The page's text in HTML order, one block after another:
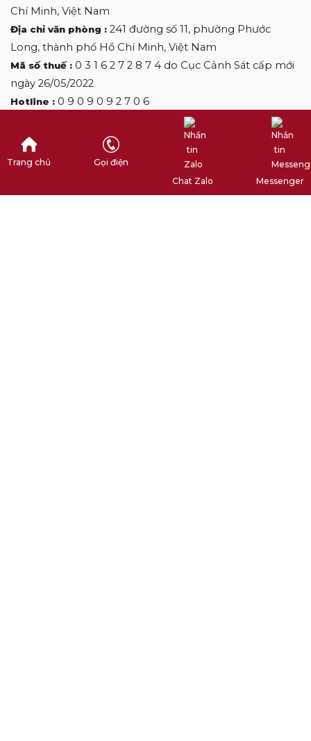
Chí Minh, Việt Nam
Địa chỉ văn phòng : 241 đường số 11, phường Phước
Long, thành phố Hồ Chí Minh, Việt Nam
Mã số thuế : 0 3 1 6 2 7 2 8 7 4 do Cục Cảnh Sát cấp mới
ngày 26/05/2022
Hotline : 0 9 0 9 0 9 2 7 0 6
desclothinglabels@gmail.com
Trang chủ
Gọi điện
Chat Zalo
Messenger